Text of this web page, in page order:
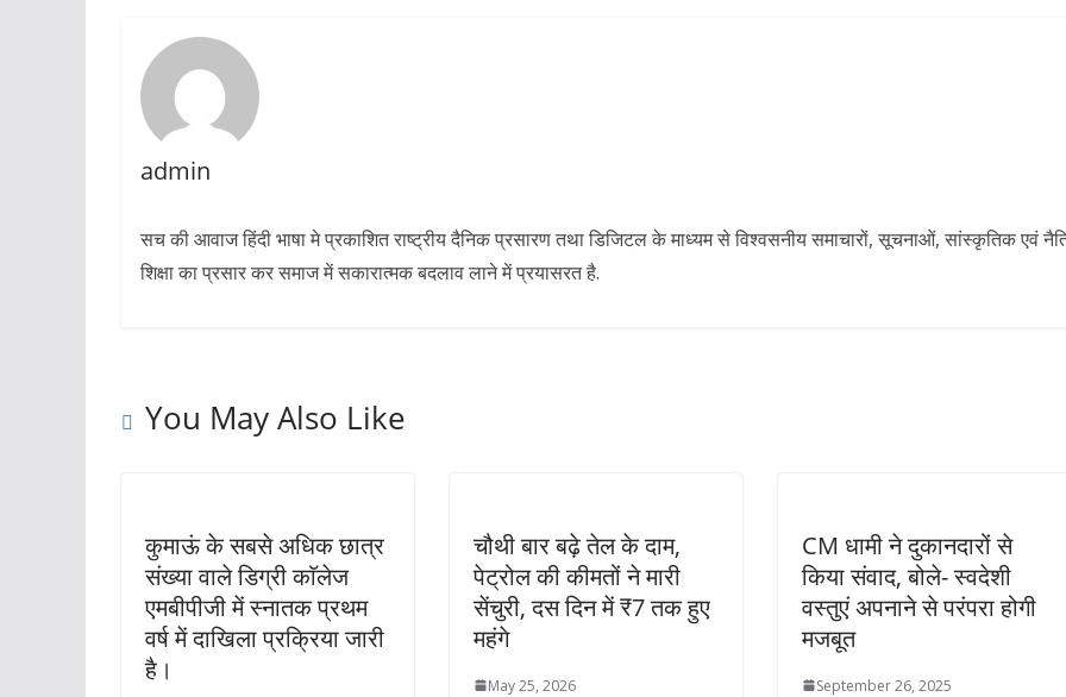
admin
सच की आवाज हिंदी भाषा मे प्रकाशित राष्ट्रीय दैनिक प्रसारण तथा डिजिटल के माध्यम से विश्वसनीय समाचारों, सूचनाओं, सांस्कृतिक एवं
शिक्षा का प्रसार कर समाज में सकारात्मक बदलाव लाने में प्रयासरत है.
You May Also Like
कुमाऊं के सबसे अधिक छात्र
संख्या वाले डिग्री काॅलेज
एमबीपीजी में स्नातक प्रथम
वर्ष में दाखिला प्रक्रिया जारी
है।
चौथी बार बढ़े तेल के दाम,
पेट्रोल की कीमतों ने मारी
सेंचुरी, दस दिन में ₹7 तक हुए
महंगे
May 25, 2026
CM धामी ने दुकानदारों से
किया संवाद, बोले- स्वदेशी
वस्तुएं अपनाने से परंपरा होगी
मजबूत
September 26, 2025